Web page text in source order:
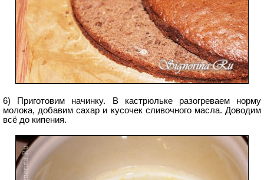
6) Приготовим начинку. В кастрюльке разогреваем норму
молока, добавим сахар и кусочек сливочного масла. Доводим
всё до кипения.